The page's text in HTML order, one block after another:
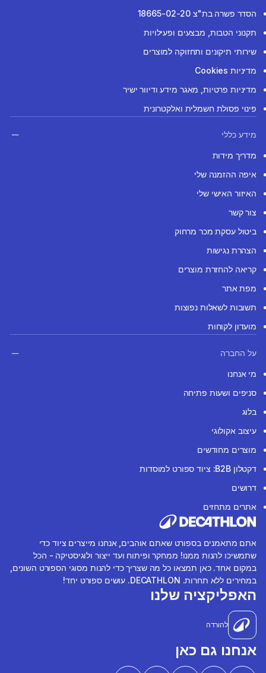
הסדר פשרה בת"צ 18665-02-20
תקנוני הטבות, מבצעים ופעילויות
שירותי תיקונים ותחזוקה למוצרים
מדיניות Cookies
מדיניות פרטיות, מאגר מידע ודיוור ישיר
פינוי פסולת חשמלית ואלקטרונית
מידע כללי
מדריך מידות
איפה ההזמנה שלי
האיזור האישי שלי
צור קשר
ביטול עסקת מכר מרחוק
הצהרת נגישות
קריאה להחזרת מוצרים
מפת אתר
תשובות לשאלות נפוצות
מועדון לקוחות
על החברה
מי אנחנו
סניפים ושעות פתיחה
בלוג
עיצוב אקולוגי
מוצרים מחודשים
דקטלון B2B: ציוד ספורט למוסדות
דרושים
אתרים מתחזים
אתם מתאמנים בספורט שאתם אוהבים, אנחנו מייצרים ציוד כדי
שתמשיכו להנות ממנו! ממחקר ופיתוח ועד ייצור ולוגיסטיקה - הכל
במקום אחד. כאן תמצאו כל מה שצריך כדי להנות מסוגי הספורט השונים,
במחירים ללא תחרות. DECATHLON. עושים ספורט יחד!
האפליקציה שלנו
להורדה
אנחנו גם כאן